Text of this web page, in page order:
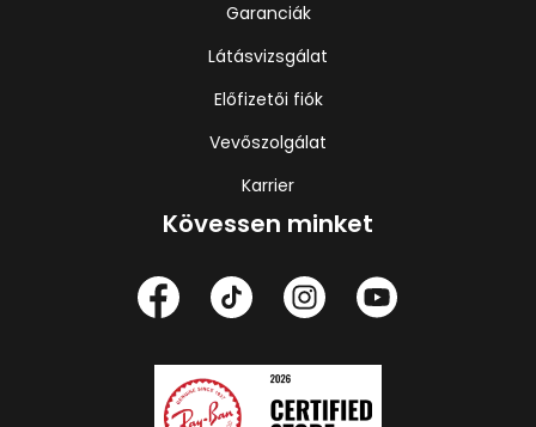
Garanciák
Látásvizsgálat
Előfizetői fiók
Vevőszolgálat
Karrier
Kövessen minket